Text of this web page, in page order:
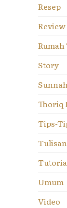
Resep
Review
Story
Thoriq
Tips-
Tulisan
Umum
Video